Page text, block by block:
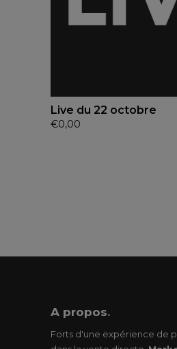
Live du 22 octobre
€0,00
A propos.
Forts d'une expérience de